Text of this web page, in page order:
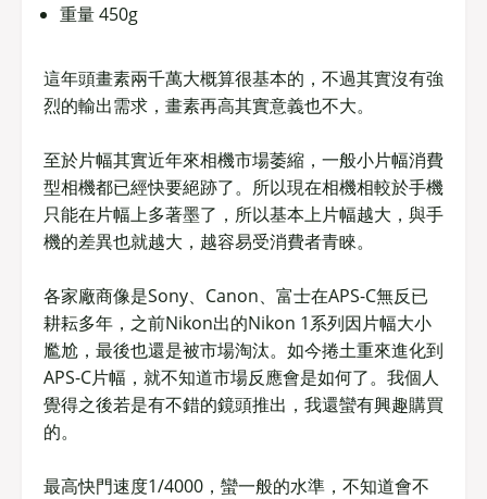
重量 450g
這年頭畫素兩千萬大概算很基本的，不過其實沒有強
烈的輸出需求，畫素再高其實意義也不大。
至於片幅其實近年來相機市場萎縮，一般小片幅消費
型相機都已經快要絕跡了。所以現在相機相較於手機
只能在片幅上多著墨了，所以基本上片幅越大，與手
機的差異也就越大，越容易受消費者青睞。
各家廠商像是Sony、Canon、富士在APS-C無反已
耕耘多年，之前Nikon出的Nikon 1系列因片幅大小
尷尬，最後也還是被市場淘汰。如今捲土重來進化到
APS-C片幅，就不知道市場反應會是如何了。我個人
覺得之後若是有不錯的鏡頭推出，我還蠻有興趣購買
的。
最高快門速度1/4000，蠻一般的水準，不知道會不